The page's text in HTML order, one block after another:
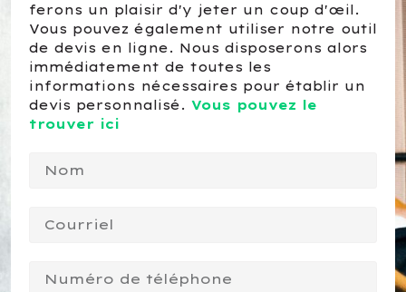
ferons un plaisir d'y jeter un coup d'œil.
Vous pouvez également utiliser notre outil
de devis en ligne. Nous disposerons alors
immédiatement de toutes les
informations nécessaires pour établir un
devis personnalisé. Vous pouvez le
trouver ici